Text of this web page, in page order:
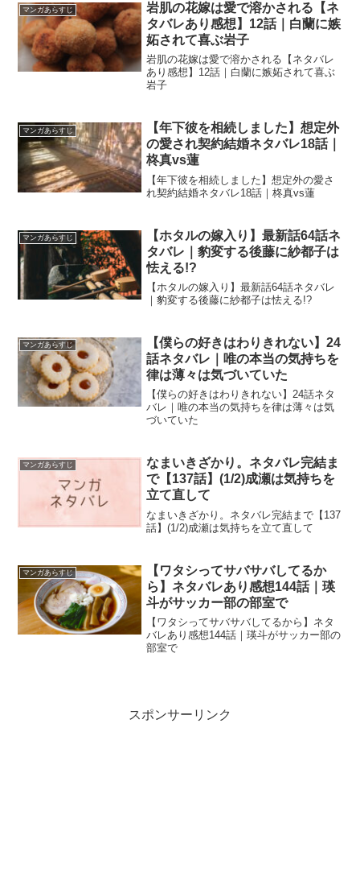
マンガあらすじ
岩肌の花嫁は愛で溶かされる【ネ
タバレあり感想】12話｜白蘭に嫉
妬されて喜ぶ岩子
岩肌の花嫁は愛で溶かされる【ネタバレ
あり感想】12話｜白蘭に嫉妬されて喜ぶ
岩子
マンガあらすじ
【年下彼を相続しました】想定外
の愛され契約結婚ネタバレ18話｜
柊真vs蓮
【年下彼を相続しました】想定外の愛さ
れ契約結婚ネタバレ18話｜柊真vs蓮
マンガあらすじ
【ホタルの嫁入り】最新話64話ネ
タバレ｜豹変する後藤に紗都子は
怯える!?
【ホタルの嫁入り】最新話64話ネタバレ
｜豹変する後藤に紗都子は怯える!?
マンガあらすじ
【僕らの好きはわりきれない】24
話ネタバレ｜唯の本当の気持ちを
律は薄々は気づいていた
【僕らの好きはわりきれない】24話ネタ
バレ｜唯の本当の気持ちを律は薄々は気
づいていた
マンガあらすじ
なまいきざかり。ネタバレ完結ま
で【137話】(1/2)成瀬は気持ちを
立て直して
なまいきざかり。ネタバレ完結まで【137
話】(1/2)成瀬は気持ちを立て直して
マンガあらすじ
【ワタシってサバサバしてるか
ら】ネタバレあり感想144話｜瑛
斗がサッカー部の部室で
【ワタシってサバサバしてるから】ネタ
バレあり感想144話｜瑛斗がサッカー部の
部室で
スポンサーリンク